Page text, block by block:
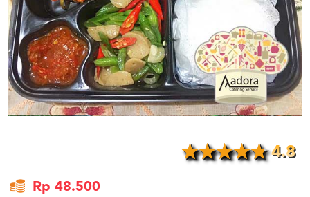
TERMS
&
CONDITIONS
CALL
CENTER
021
5091
3494
4.8
Rp 48.500